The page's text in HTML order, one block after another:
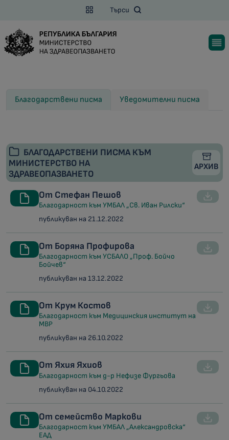
Търси
Благодарствени писма Уведомителни писма
БЛАГОДАРСТВЕНИ ПИСМА КЪМ
МИНИСТЕРСТВО НА
ЗДРАВЕОПАЗВАНЕТО
АРХИВ
От Стефан Пешов
Благодарност към УМБАЛ „Св. Иван Рилски“
публикуван на 21.12.2022
От Боряна Профирова
Благодарност към УСБАЛО „Проф. Бойчо
Бойчев“
публикуван на 13.12.2022
От Крум Костов
Благодарност към Медицинския институт на
МВР
публикуван на 26.10.2022
От Яхия Яхиов
Благодарност към д-р Нефизе Фургьова
публикуван на 04.10.2022
От семейство Маркови
Благодарност към УМБАЛ „Александровска“
ЕАД